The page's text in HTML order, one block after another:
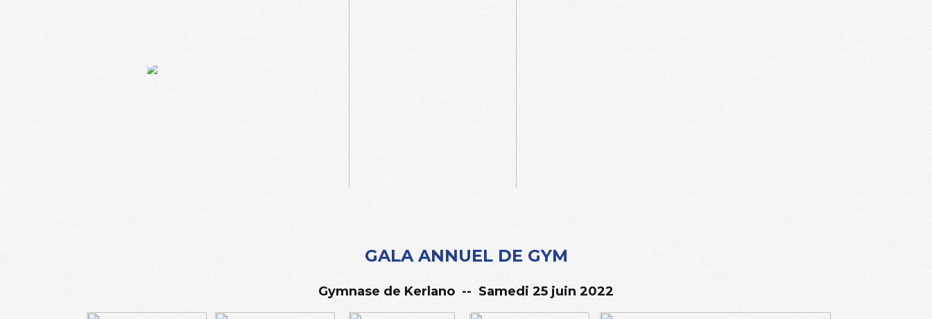
GALA ANNUEL DE GYM
Gymnase de Kerlano -- Samedi 25 juin 2022